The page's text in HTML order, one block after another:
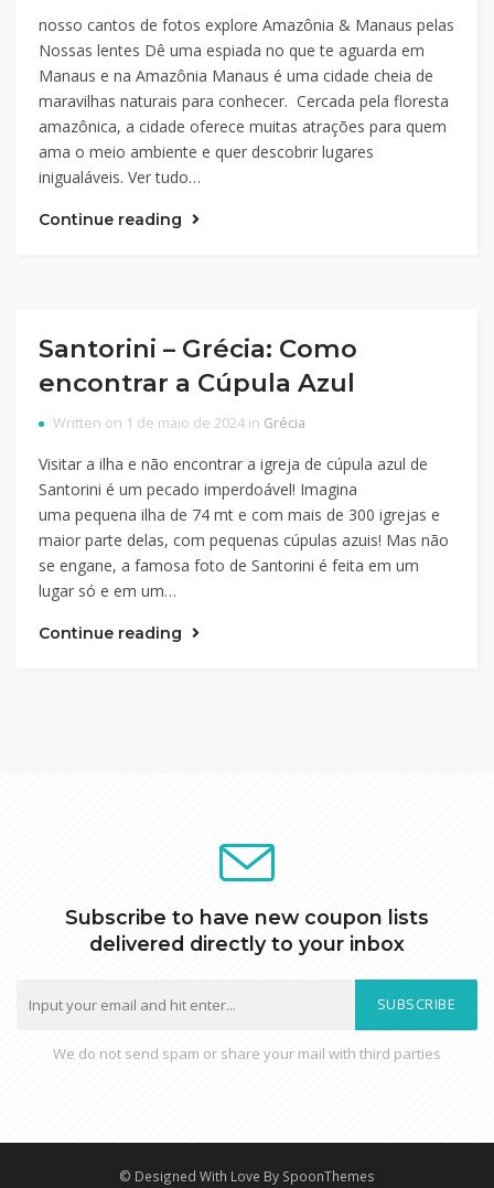
nosso cantos de fotos explore Amazônia & Manaus pelas
Nossas lentes Dê uma espiada no que te aguarda em
Manaus e na Amazônia Manaus é uma cidade cheia de
maravilhas naturais para conhecer. Cercada pela floresta
amazônica, a cidade oferece muitas atrações para quem
ama o meio ambiente e quer descobrir lugares
inigualáveis. Ver tudo…
Continue reading
Santorini – Grécia: Como
encontrar a Cúpula Azul
Written on 1 de maio de 2024 in Grécia
Visitar a ilha e não encontrar a igreja de cúpula azul de
Santorini é um pecado imperdoável! Imagina
uma pequena ilha de 74 mt e com mais de 300 igrejas e
maior parte delas, com pequenas cúpulas azuis! Mas não
se engane, a famosa foto de Santorini é feita em um
lugar só e em um…
Continue reading
Subscribe to have new coupon lists
delivered directly to your inbox
SUBSCRIBE
We do not send spam or share your mail with third parties
© Designed With Love By SpoonThemes